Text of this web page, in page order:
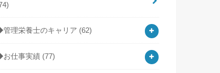
理栄養士のキャリア (62)
仕事実績 (77)